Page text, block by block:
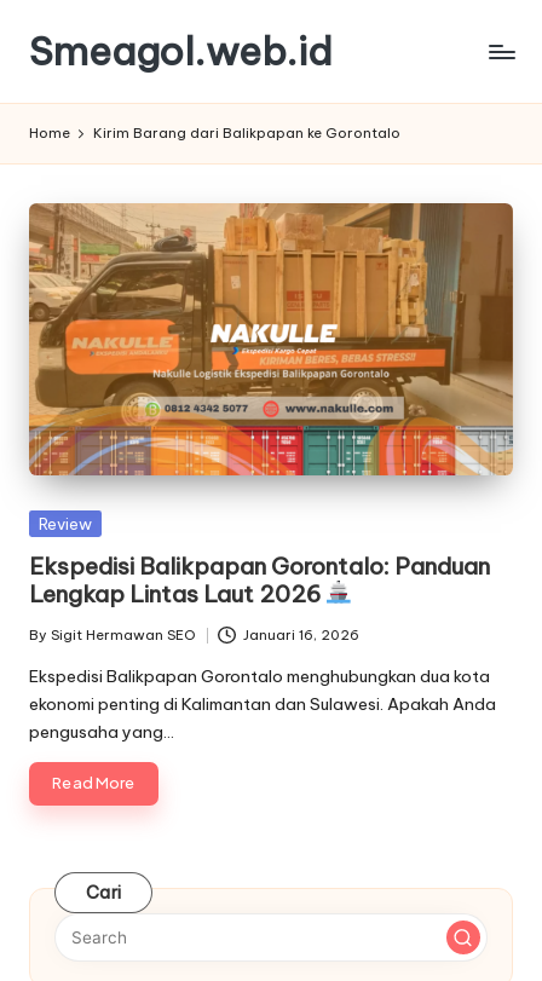
Skip
content
Smeagol.web.id
Informasi
dan
Terpercaya
Home Kirim Barang dari Balikpapan ke Gorontalo
Posted
Review
Ekspedisi Balikpapan Gorontalo: Panduan
Lengkap Lintas Laut 2026
Posted
by
By Sigit Hermawan SEO Januari 16, 2026
Ekspedisi Balikpapan Gorontalo menghubungkan dua kota
ekonomi penting di Kalimantan dan Sulawesi. Apakah Anda
pengusaha yang…
Read More
Cari